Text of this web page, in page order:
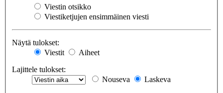
Viestin otsikko
Viestiketjujen ensimmäinen viesti
Näytä tulokset:
Viestit
Aiheet
Lajittele tulokset:
Nouseva
Laskeva